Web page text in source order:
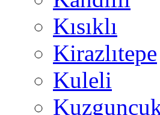
Kısıklı
Kirazlıtepe
Kuleli